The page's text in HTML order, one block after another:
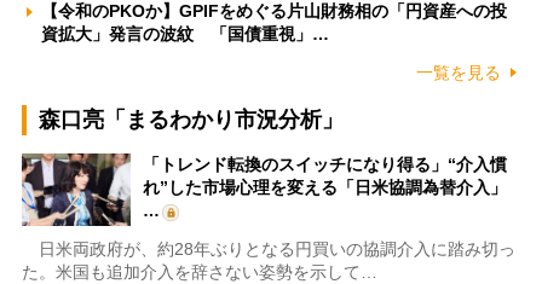
【令和のPKOか】GPIFをめぐる片山財務相の「円資産への投
資拡大」発言の波紋 「国債重視」…
一覧を見る
森口亮「まるわかり市況分析」
「トレンド転換のスイッチになり得る」“介入慣
れ”した市場心理を変える「日米協調為替介入」
…
日米両政府が、約28年ぶりとなる円買いの協調介入に踏み切っ
た。米国も追加介入を辞さない姿勢を示して…